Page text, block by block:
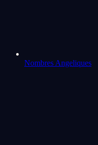
Nombres Angeliques